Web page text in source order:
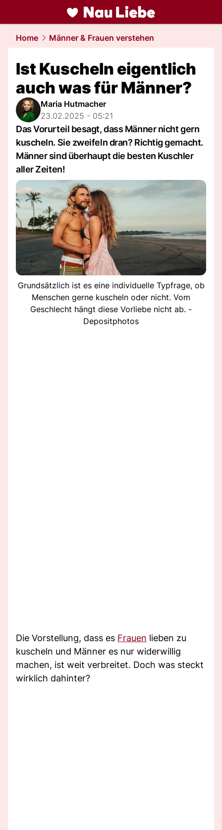
liebe.NAU.ch
Home Männer & Frauen verstehen
Ist Kuscheln eigentlich
auch was für Männer?
Maria Hutmacher
23.02.2025 - 05:21
Das Vorurteil besagt, dass Männer nicht gern
kuscheln. Sie zweifeln dran? Richtig gemacht.
Männer sind überhaupt die besten Kuschler
aller Zeiten!
Grundsätzlich ist es eine individuelle Typfrage, ob
Menschen gerne kuscheln oder nicht. Vom
Geschlecht hängt diese Vorliebe nicht ab. -
Depositphotos
Die Vorstellung, dass es Frauen lieben zu
kuscheln und Männer es nur widerwillig
machen, ist weit verbreitet. Doch was steckt
wirklich dahinter?